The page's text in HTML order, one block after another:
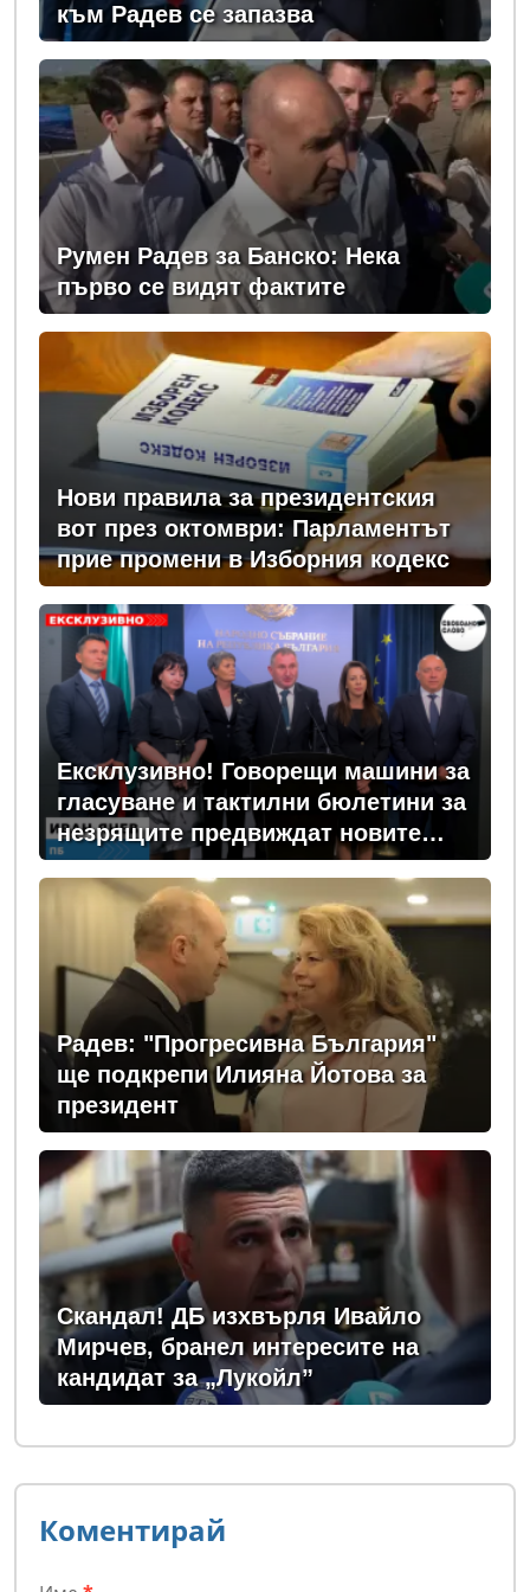
към Радев се запазва
Румен Радев за Банско: Нека
първо се видят фактите
Нови правила за президентския
вот през октомври: Парламентът
прие промени в Изборния кодекс
Ексклузивно! Говорещи машини за
гласуване и тактилни бюлетини за
незрящите предвиждат новите
изборни правила! (ВИДЕО)
Радев: "Прогресивна България"
ще подкрепи Илияна Йотова за
президент
Скандал! ДБ изхвърля Ивайло
Мирчев, бранел интересите на
кандидат за „Лукойл”
Коментирай